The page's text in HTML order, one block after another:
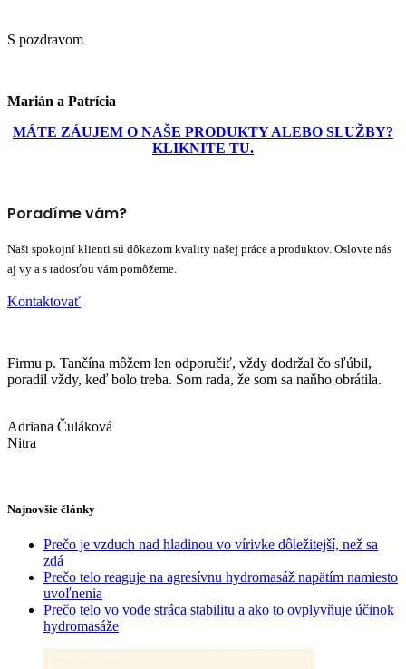
S pozdravom
Marián a Patrícia
MÁTE ZÁUJEM O NAŠE PRODUKTY ALEBO SLUŽBY?
KLIKNITE TU.
Poradíme vám?
Naši spokojní klienti sú dôkazom kvality našej práce a produktov. Oslovte nás
aj vy a s radosťou vám pomôžeme.
Kontaktovať
Firmu p. Tančína môžem len odporučiť, vždy dodržal čo sľúbil,
poradil vždy, keď bolo treba. Som rada, že som sa naňho obrátila.
Adriana Čuláková
Nitra
Najnovšie články
Prečo je vzduch nad hladinou vo vírivke dôležitejší, než sa
zdá
Prečo telo reaguje na agresívnu hydromasáž napätím namiesto
uvoľnenia
Prečo telo vo vode stráca stabilitu a ako to ovplyvňuje účinok
hydromasáže